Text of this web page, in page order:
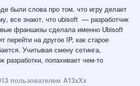
были слова про том, что игру делает
все знают, что ubisoft — разработчик
франшизы сделала именно Ubisoft
перейти на другое IP, как старое
Учитывая смену сетинга,
разработки, попахивает чем-то
пользователем A13xXx